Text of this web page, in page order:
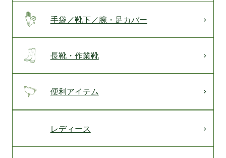
手袋／靴下／腕・足カバー
長靴・作業靴
便利アイテム
レディース